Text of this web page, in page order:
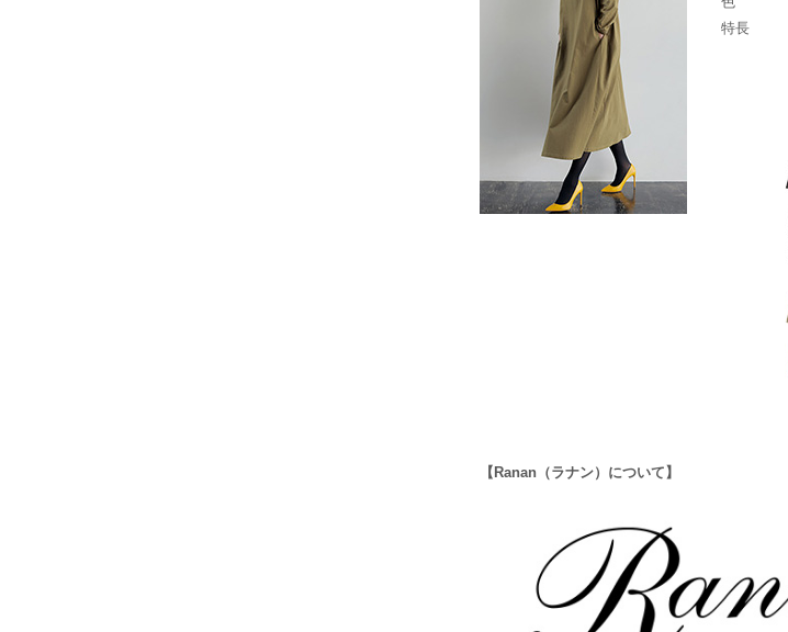
特長
【Ranan（ラナン）について】